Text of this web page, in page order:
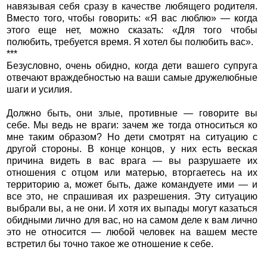
навязывая себя сразу в качестве любящего родителя.
Вместо того, чтобы говорить: «Я вас люблю» — когда
этого еще нет, можно сказать: «Для того чтобы
полюбить, требуется время. Я хотел бы полюбить вас».
***
Безусловно, очень обидно, когда дети вашего супруга
отвечают враждебностью на ваши самые дружелюбные
шаги и усилия.
Должно быть, они злые, противные — говорите вы
себе. Мы ведь не враги: зачем же тогда относиться ко
мне таким образом? Но дети смотрят на ситуацию с
другой стороны. В конце концов, у них есть веская
причина видеть в вас врага — вы разрушаете их
отношения с отцом или матерью, вторгаетесь на их
территорию а, может быть, даже командуете ими — и
все это, не спрашивая их разрешения. Эту ситуацию
выбрали вы, а не они. И хотя их выпады могут казаться
обидными лично для вас, но на самом деле к вам лично
это не относится — любой человек на вашем месте
встретил бы точно такое же отношение к себе.